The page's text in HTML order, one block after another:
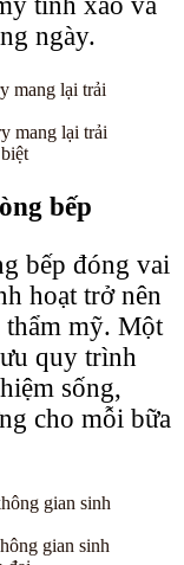
ngày.
mang lại trải
bếp
bếp đóng vai
hoạt trở nên
thẩm mỹ. Một
quy trình
sống,
cho mỗi bữa
gian sinh